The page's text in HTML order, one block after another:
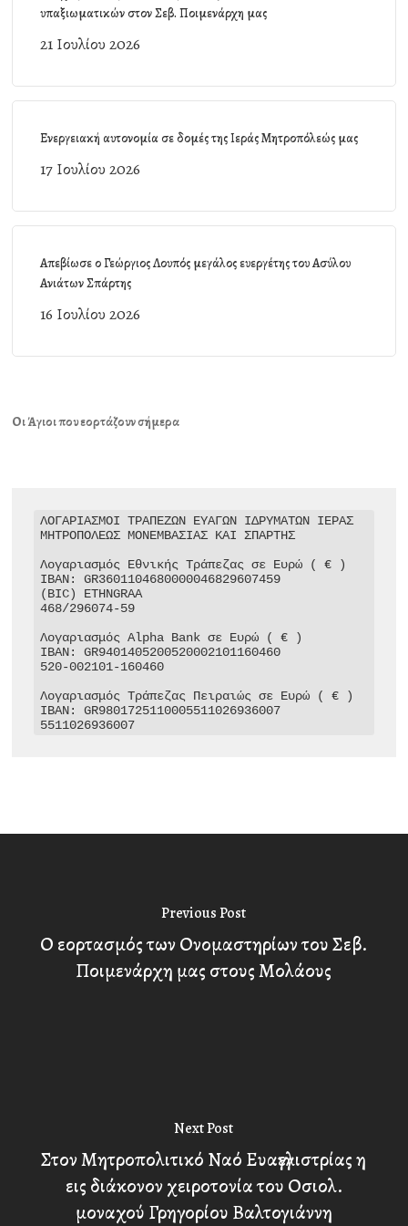
υπαξιωματικών στον Σεβ. Ποιμενάρχη μας
21 Ιουλίου 2026
Ενεργειακή αυτονομία σε δομές της Ιεράς Μητροπόλεώς μας
17 Ιουλίου 2026
Απεβίωσε ο Γεώργιος Λουπός μεγάλος ευεργέτης του Ασύλου
Ανιάτων Σπάρτης
16 Ιουλίου 2026
Οι Άγιοι που εορτάζουν σήμερα
ΛΟΓΑΡΙΑΣΜΟΙ ΤΡΑΠΕΖΩΝ ΕΥΑΓΩΝ ΙΔΡΥΜΑΤΩΝ ΙΕΡΑΣ
ΜΗΤΡΟΠΟΛΕΩΣ ΜΟΝΕΜΒΑΣΙΑΣ ΚΑΙ ΣΠΑΡΤΗΣ
Λογαριασμός Εθνικής Τράπεζας σε Ευρώ ( € )
IBAN: GR3601104680000046829607459
(BIC) ETHNGRAA
468/296074-59
Λογαριασμός Alpha Bank σε Ευρώ ( € )
IBAN: GR9401405200520002101160460
520-002101-160460
Λογαριασμός Τράπεζας Πειραιώς σε Ευρώ ( € )
IBAN: GR9801725110005511026936007
5511026936007
Previous Post
Ο εορτασμός των Ονομαστηρίων του Σεβ.
Ποιμενάρχη μας στους Μολάους
Next Post
Στον Μητροπολιτικό Ναό Ευαγγελιστρίας η
εις διάκονον χειροτονία του Οσιολ.
μοναχού Γρηγορίου Βαλτογιάννη